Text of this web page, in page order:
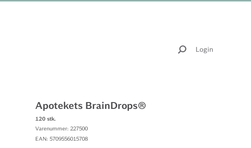
Login
Apotekets BrainDrops®
120 stk.
Varenummer: 227500
EAN: 5709556015708